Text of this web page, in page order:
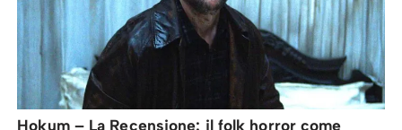
Hokum – La Recensione: il folk horror come